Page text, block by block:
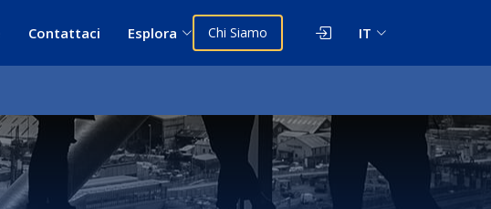
Contattaci Esplora Chi Siamo IT